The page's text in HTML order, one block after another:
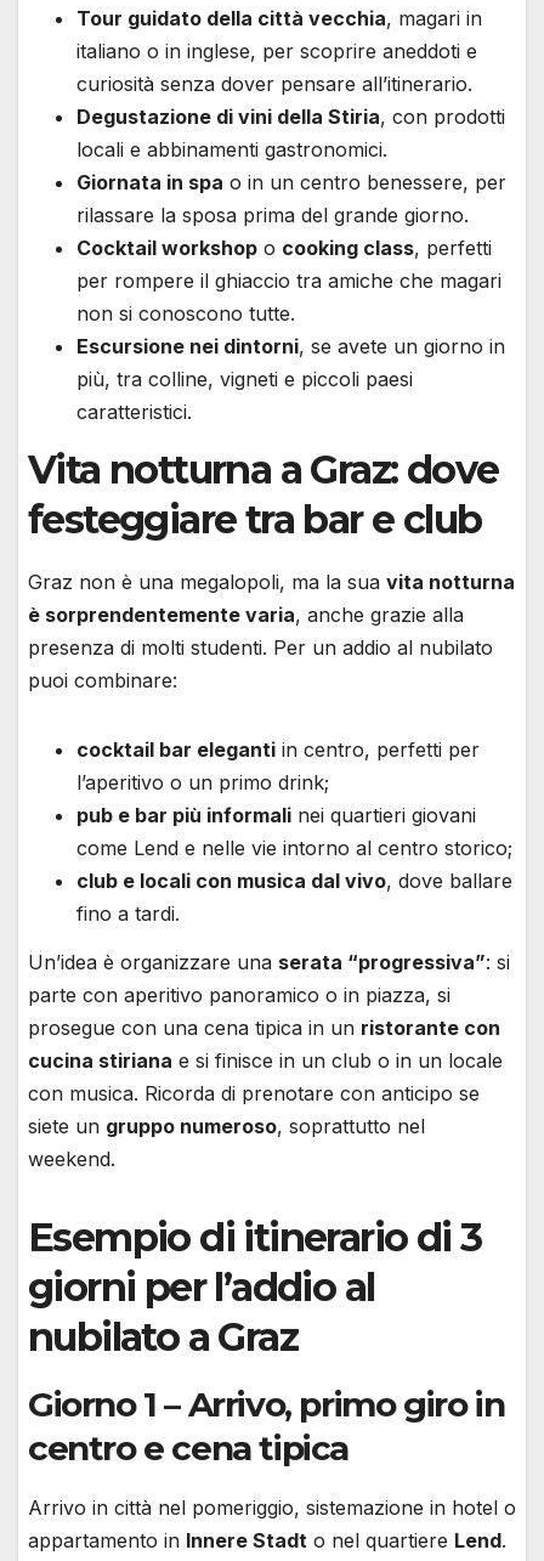
Tour guidato della città vecchia, magari in
italiano o in inglese, per scoprire aneddoti e
curiosità senza dover pensare all’itinerario.
Degustazione di vini della Stiria, con prodotti
locali e abbinamenti gastronomici.
Giornata in spa o in un centro benessere, per
rilassare la sposa prima del grande giorno.
Cocktail workshop o cooking class, perfetti
per rompere il ghiaccio tra amiche che magari
non si conoscono tutte.
Escursione nei dintorni, se avete un giorno in
più, tra colline, vigneti e piccoli paesi
caratteristici.
Vita notturna a Graz: dove
festeggiare tra bar e club
Graz non è una megalopoli, ma la sua vita notturna
è sorprendentemente varia, anche grazie alla
presenza di molti studenti. Per un addio al nubilato
puoi combinare:
cocktail bar eleganti in centro, perfetti per
l’aperitivo o un primo drink;
pub e bar più informali nei quartieri giovani
come Lend e nelle vie intorno al centro storico;
club e locali con musica dal vivo, dove ballare
fino a tardi.
Un’idea è organizzare una serata “progressiva”: si
parte con aperitivo panoramico o in piazza, si
prosegue con una cena tipica in un ristorante con
cucina stiriana e si finisce in un club o in un locale
con musica. Ricorda di prenotare con anticipo se
siete un gruppo numeroso, soprattutto nel
weekend.
Esempio di itinerario di 3
giorni per l’addio al
nubilato a Graz
Giorno 1 – Arrivo, primo giro in
centro e cena tipica
Arrivo in città nel pomeriggio, sistemazione in hotel o
appartamento in Innere Stadt o nel quartiere Lend.